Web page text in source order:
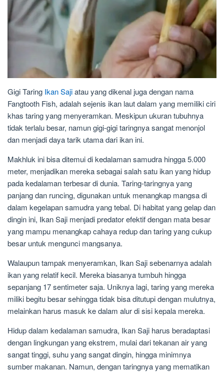
Gigi Taring Ikan Sajiatau yang dikenal juga dengan nama
Fangtooth Fish, adalah sejenis ikan laut dalam yang memiliki ciri
khas taring yang menyeramkan. Meskipun ukuran tubuhnya
tidak terlalu besar, namun gigi-gigi taringnya sangat menonjol
dan menjadi daya tarik utama dari ikan ini.
Makhluk ini bisa ditemui di kedalaman samudra hingga 5.000
meter, menjadikan mereka sebagai salah satu ikan yang hidup
pada kedalaman terbesar di dunia. Taring-taringnya yang
panjang dan runcing, digunakan untuk menangkap mangsa di
dalam kegelapan samudra yang tebal. Di habitat yang gelap dan
dingin ini, Ikan Saji menjadi predator efektif dengan mata besar
yang mampu menangkap cahaya redup dan taring yang cukup
besar untuk mengunci mangsanya.
Walaupun tampak menyeramkan, Ikan Saji sebenarnya adalah
ikan yang relatif kecil. Mereka biasanya tumbuh hingga
sepanjang 17 sentimeter saja. Uniknya lagi, taring yang mereka
miliki begitu besar sehingga tidak bisa ditutupi dengan mulutnya,
melainkan harus masuk ke dalam alur di sisi kepala mereka.
Hidup dalam kedalaman samudra, Ikan Saji harus beradaptasi
dengan lingkungan yang ekstrem, mulai dari tekanan air yang
sangat tinggi, suhu yang sangat dingin, hingga minimnya
sumber makanan. Namun, dengan taringnya yang mematikan